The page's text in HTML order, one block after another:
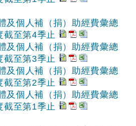
及個人補（捐）助經費彙總
截至第4季止
及個人補（捐）助經費彙總
截至第3季止
及個人補（捐）助經費彙總
截至第2季止
及個人補（捐）助經費彙總
截至第1季止